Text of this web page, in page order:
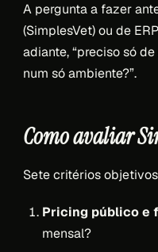
A pergunta a fazer
(SimplesVet) ou de
adiante, “preciso só
num só ambiente?”.
Como avaliar
Sete critérios
Pricing público e
mensal?